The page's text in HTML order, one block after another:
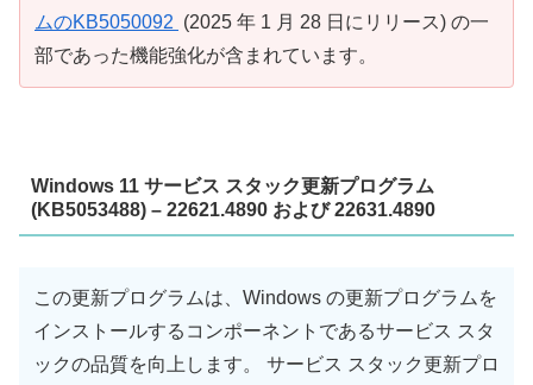
ムのKB5050092 (2025 年 1 月 28 日にリリース) の一
部であった機能強化が含まれています。
Windows 11 サービス スタック更新プログラム
(KB5053488) – 22621.4890 および 22631.4890
この更新プログラムは、Windows の更新プログラムを
インストールするコンポーネントであるサービス スタ
ックの品質を向上します。 サービス スタック更新プロ